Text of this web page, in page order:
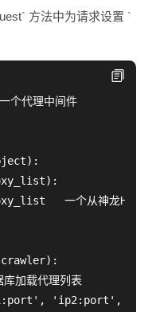
方法中为请求设置 `
个代理中间件
一个从神龙HTTP
加载代理列表
'ip2:port', ...]